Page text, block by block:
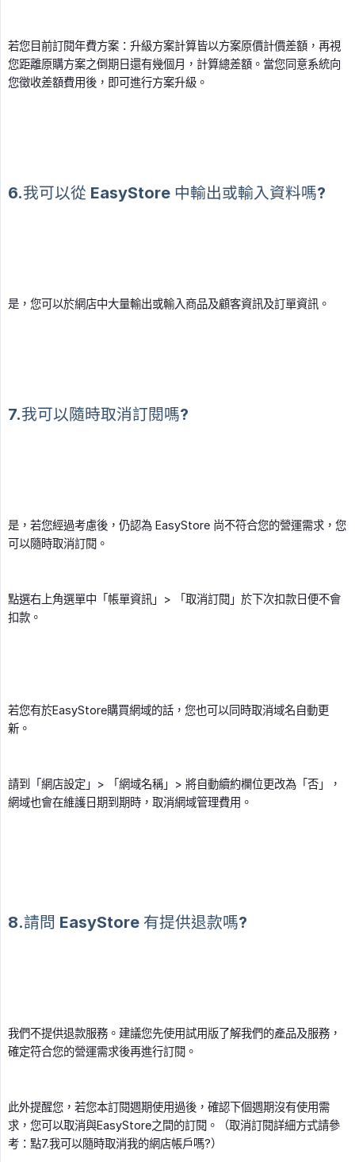
若您目前訂閱年費方案：升級方案計算皆以方案原價計價差額，再視
您距離原購方案之倒期日還有幾個月，計算總差額。當您同意系統向
您徵收差額費用後，即可進行方案升級。
6.我可以從 EasyStore 中輸出或輸入資料嗎?
是，您可以於網店中大量輸出或輸入商品及顧客資訊及訂單資訊。
7.我可以隨時取消訂閱嗎?
是，若您經過考慮後，仍認為 EasyStore 尚不符合您的營運需求，您
可以隨時取消訂閱。
點選右上角選單中「帳單資訊」> 「取消訂閱」於下次扣款日便不會
扣款。
若您有於EasyStore購買網域的話，您也可以同時取消域名自動更
新。
請到「網店設定」> 「網域名稱」> 將自動續約欄位更改為「否」，
網域也會在維護日期到期時，取消網域管理費用。
8.請問 EasyStore 有提供退款嗎?
我們不提供退款服務。建議您先使用試用版了解我們的產品及服務，
確定符合您的營運需求後再進行訂閱。
此外提醒您，若您本訂閱週期使用過後，確認下個週期沒有使用需
求，您可以取消與EasyStore之間的訂閱。（取消訂閱詳細方式請參
考：點7.我可以隨時取消我的網店帳戶嗎?）